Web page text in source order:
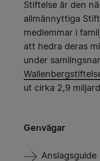
Stiftelse är den
allmännyttiga
medlemmar i
att hedra deras
under
ut cirka 2,9
Genvägar
Anslagsguide